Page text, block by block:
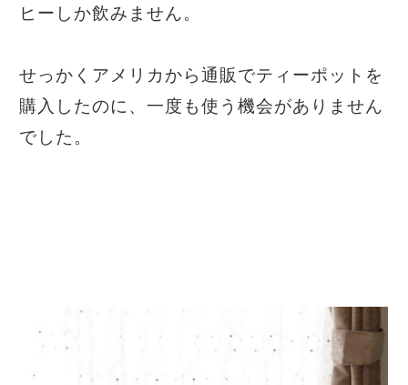
ヒーしか飲みません。
せっかくアメリカから通販でティーポットを
購入したのに、一度も使う機会がありません
でした。